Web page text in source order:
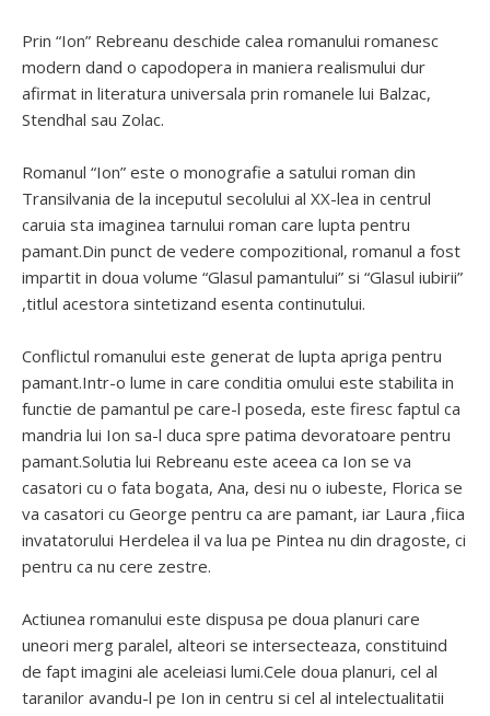
Prin “Ion” Rebreanu deschide calea romanului romanesc
modern dand o capodopera in maniera realismului dur
afirmat in literatura universala prin romanele lui Balzac,
Stendhal sau Zolac.
Romanul “Ion” este o monografie a satului roman din
Transilvania de la inceputul secolului al XX-lea in centrul
caruia sta imaginea tarnului roman care lupta pentru
pamant.Din punct de vedere compozitional, romanul a fost
impartit in doua volume “Glasul pamantului” si “Glasul iubirii”
,titlul acestora sintetizand esenta continutului.
Conflictul romanului este generat de lupta apriga pentru
pamant.Intr-o lume in care conditia omului este stabilita in
functie de pamantul pe care-l poseda, este firesc faptul ca
mandria lui Ion sa-l duca spre patima devoratoare pentru
pamant.Solutia lui Rebreanu este aceea ca Ion se va
casatori cu o fata bogata, Ana, desi nu o iubeste, Florica se
va casatori cu George pentru ca are pamant, iar Laura ,fiica
invatatorului Herdelea il va lua pe Pintea nu din dragoste, ci
pentru ca nu cere zestre.
Actiunea romanului este dispusa pe doua planuri care
uneori merg paralel, alteori se intersecteaza, constituind
de fapt imagini ale aceleiasi lumi.Cele doua planuri, cel al
taranilor avandu-l pe Ion in centru si cel al intelectualitatii